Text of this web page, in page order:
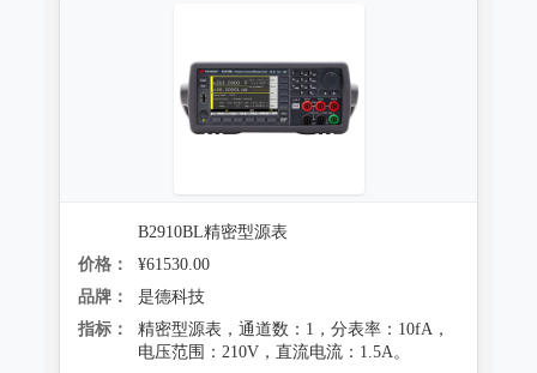
B2910BL精密型源表
价格：
¥61530.00
品牌：
是德科技
指标：
精密型源表，通道数：1，分表率：10fA，
电压范围：210V，直流电流：1.5A。